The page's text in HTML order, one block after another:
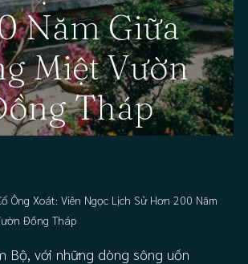
Năm Giữa
Miệt Vườn
Tháp
Ông Xoát: Viên Ngọc Lịch Sử Hơn 200 Năm
Đồng Tháp
Bộ, với những dòng sông uốn